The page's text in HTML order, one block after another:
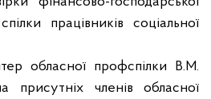
працівників соціальної
обласної профспілки В.М.
присутніх членів обласної